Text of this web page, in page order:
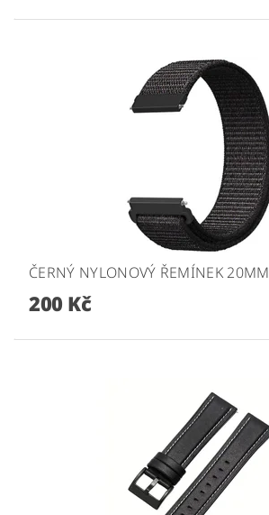
ČERNÝ NYLONOVÝ ŘEMÍNEK 20MM
200 Kč